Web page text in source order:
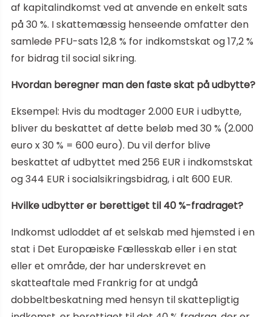
af kapitalindkomst ved at anvende en enkelt sats
på 30 %. I skattemæssig henseende omfatter den
samlede PFU-sats 12,8 % for indkomstskat og 17,2 %
for bidrag til social sikring.
Hvordan beregner man den faste skat på udbytte?
Eksempel: Hvis du modtager 2.000 EUR i udbytte,
bliver du beskattet af dette beløb med 30 % (2.000
euro x 30 % = 600 euro). Du vil derfor blive
beskattet af udbyttet med 256 EUR i indkomstskat
og 344 EUR i socialsikringsbidrag, i alt 600 EUR.
Hvilke udbytter er berettiget til 40 %-fradraget?
Indkomst udloddet af et selskab med hjemsted i en
stat i Det Europæiske Fællesskab eller i en stat
eller et område, der har underskrevet en
skatteaftale med Frankrig for at undgå
dobbeltbeskatning med hensyn til skattepligtig